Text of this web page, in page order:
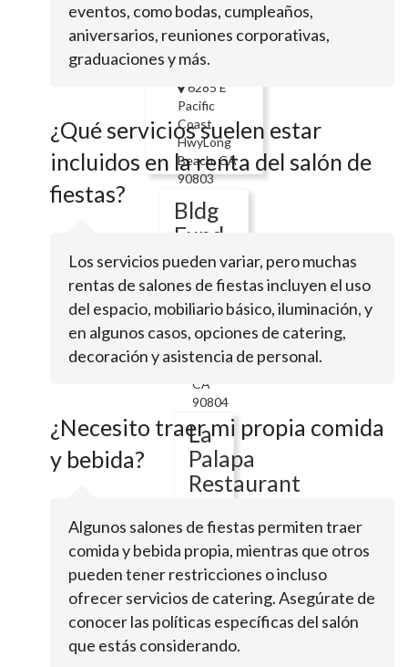
Sails
Restaurant
6285 E
Pacific
Coast
HwyLong
Beach, CA
90803
Bldg
Fund
E
Pacific
Coast
HwyLong
Beach,
CA
90804
La
Palapa
Restaurant
E
Olympic
PlzLong
CA
90803
eventos, como bodas, cumpleaños,
aniversarios, reuniones corporativas,
graduaciones y más.
¿Qué servicios suelen estar
incluidos en la renta del salón de
fiestas?
Los servicios pueden variar, pero muchas
rentas de salones de fiestas incluyen el uso
del espacio, mobiliario básico, iluminación, y
en algunos casos, opciones de catering,
decoración y asistencia de personal.
¿Necesito traer mi propia comida
y bebida?
Algunos salones de fiestas permiten traer
comida y bebida propia, mientras que otros
pueden tener restricciones o incluso
ofrecer servicios de catering. Asegúrate de
conocer las políticas específicas del salón
que estás considerando.